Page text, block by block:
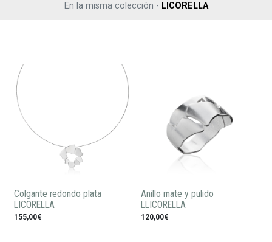
En la misma colección - LICORELLA
Colgante redondo plata
LICORELLA
155,00€
Anillo mate y pulido
LLICORELLA
120,00€